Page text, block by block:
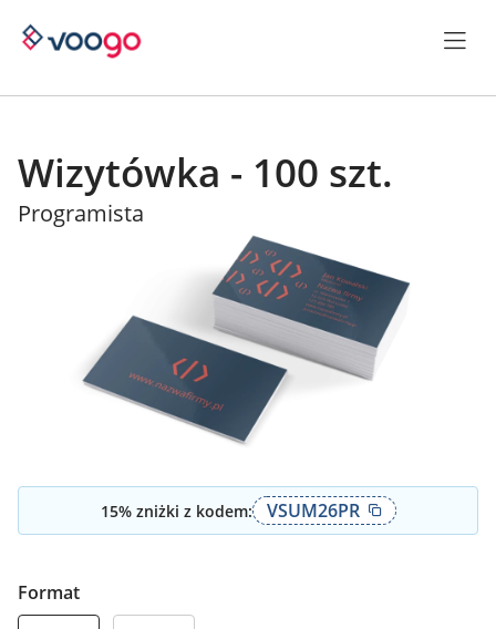
Wizytówka - 100 szt.
Programista
15% zniżki z kodem: VSUM26PR
Format